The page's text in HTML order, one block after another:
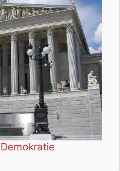
Demokratie